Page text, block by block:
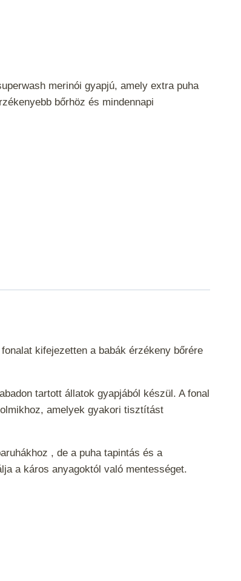
merinói gyapjú, amely extra puha
bőrhöz és mindennapi
kifejezetten a babák érzékeny bőrére
tartott állatok gyapjából készül. A fonal
amelyek gyakori tisztítást
, de a puha tapintás és a
a káros anyagoktól való mentességet.